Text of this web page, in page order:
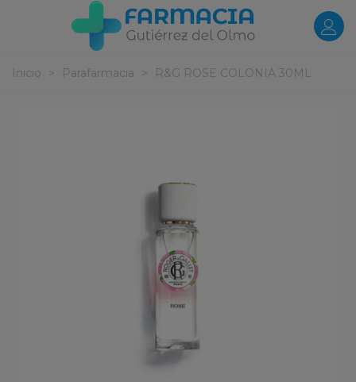
Inicio > Parafarmacia > R&G ROSE COLONIA 30ML